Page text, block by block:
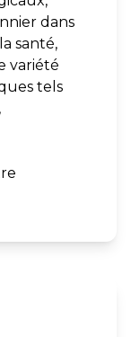
dans
santé,
variété
tels